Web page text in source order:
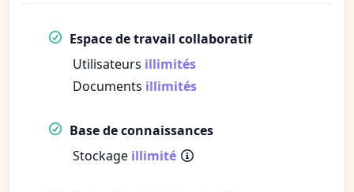
Espace de travail collaboratif
Utilisateurs illimités
Documents illimités
Base de connaissances
Stockage illimité